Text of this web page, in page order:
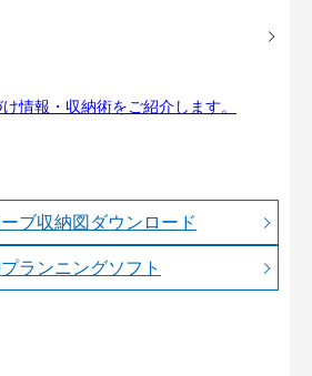
情報・収納術をご紹介します。
ブ収納図ダウンロード
ランニングソフト